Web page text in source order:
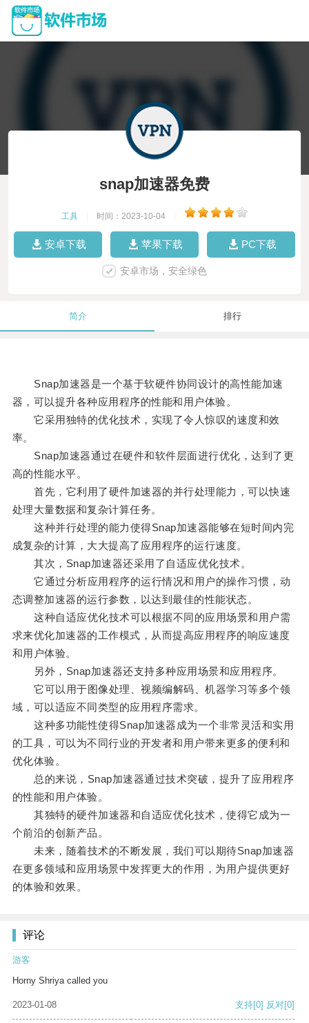
snap加速器免费
工具 时间：2023-10-04
安卓下载 苹果下载 PC下载
安卓市场，安全绿色
简介 排行
Snap加速器是一个基于软硬件协同设计的高性能加速
器，可以提升各种应用程序的性能和用户体验。
它采用独特的优化技术，实现了令人惊叹的速度和效
率。
Snap加速器通过在硬件和软件层面进行优化，达到了更
高的性能水平。
首先，它利用了硬件加速器的并行处理能力，可以快速
处理大量数据和复杂计算任务。
这种并行处理的能力使得Snap加速器能够在短时间内完
成复杂的计算，大大提高了应用程序的运行速度。
其次，Snap加速器还采用了自适应优化技术。
它通过分析应用程序的运行情况和用户的操作习惯，动
态调整加速器的运行参数，以达到最佳的性能状态。
这种自适应优化技术可以根据不同的应用场景和用户需
求来优化加速器的工作模式，从而提高应用程序的响应速度
和用户体验。
另外，Snap加速器还支持多种应用场景和应用程序。
它可以用于图像处理、视频编解码、机器学习等多个领
域，可以适应不同类型的应用程序需求。
这种多功能性使得Snap加速器成为一个非常灵活和实用
的工具，可以为不同行业的开发者和用户带来更多的便利和
优化体验。
总的来说，Snap加速器通过技术突破，提升了应用程序
的性能和用户体验。
其独特的硬件加速器和自适应优化技术，使得它成为一
个前沿的创新产品。
未来，随着技术的不断发展，我们可以期待Snap加速器
在更多领域和应用场景中发挥更大的作用，为用户提供更好
的体验和效果。
评论
游客
Horny Shriya called you
2023-01-08 支持[0] 反对[0]